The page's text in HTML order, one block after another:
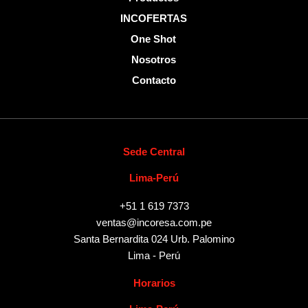
INCOFERTAS
One Shot
Nosotros
Contacto
Sede Central
Lima-Perú
+51 1 619 7373
ventas@incoresa.com.pe
Santa Bernardita 024 Urb. Palomino
Lima - Perú
Horarios